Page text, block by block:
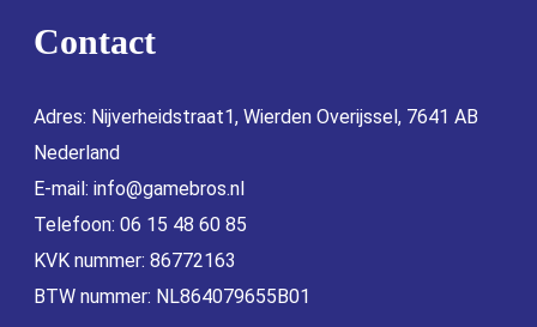
Contact
Adres: Nijverheidstraat1, Wierden Overijssel, 7641 AB
Nederland
E-mail: info@gamebros.nl
Telefoon: 06 15 48 60 85
KVK nummer: 86772163
BTW nummer: NL864079655B01